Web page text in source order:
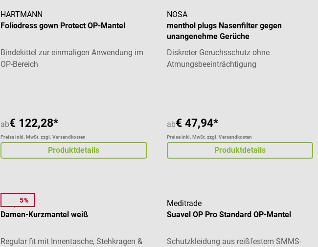
HARTMANN
Foliodress gown Protect OP-Mantel
Bindekittel zur einmaligen Anwendung im
OP-Bereich
ab€ 122,28*
Preise inkl. MwSt. zzgl. Versandkosten
Produktdetails
NOSA
menthol plugs Nasenfilter gegen
unangenehme Gerüche
Diskreter Geruchsschutz ohne
Atmungsbeeinträchtigung
ab€ 47,94*
Preise inkl. MwSt. zzgl. Versandkosten
Produktdetails
5%
7days
Damen-Kurzmantel weiß
Regular fit mit Innentasche, Stehkragen &
Meditrade
Suavel OP Pro Standard OP-Mantel
Schutzkleidung aus reißfestem SMMS-